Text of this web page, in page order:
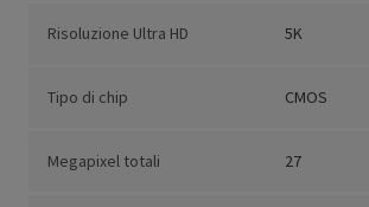
Risoluzione Ultra HD 5K
Tipo di chip CMOS
Megapixel totali 27